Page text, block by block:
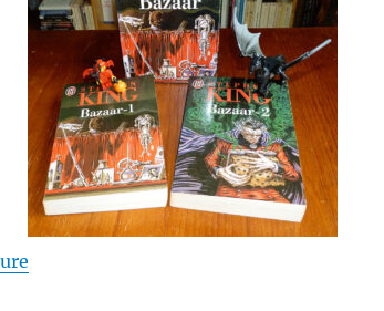
de « Bazaar – Stephen King »